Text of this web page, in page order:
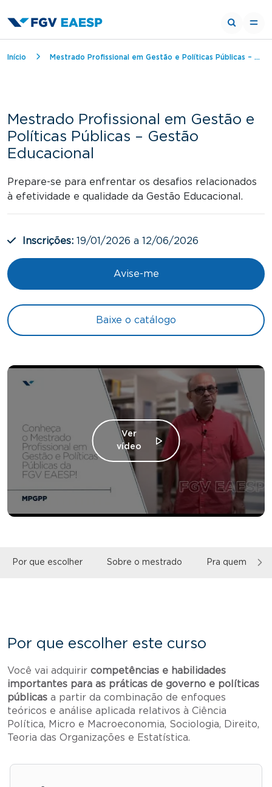
Trilha de navegação
Início Mestrado Profissional em Gestão e Políticas Públicas – Gestão Educacional
Mestrado Profissional em Gestão e
Políticas Públicas – Gestão
Educacional
Prepare-se para enfrentar os desafios relacionados
à efetividade e qualidade da Gestão Educacional.
Inscrições: 19/01/2026 a 12/06/2026
Avise-me
Baixe o catálogo
Ver
vídeo
Por que escolher Sobre o mestrado Pra quem é o
Por que escolher este curso
Você vai adquirir competências e habilidades
importantes para as práticas de governo e políticas
públicas a partir da combinação de enfoques
teóricos e análise aplicada relativos à Ciência
Política, Micro e Macroeconomia, Sociologia, Direito,
Teoria das Organizações e Estatística.